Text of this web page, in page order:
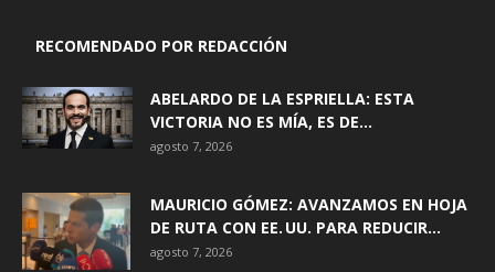
RECOMENDADO POR REDACCIÓN
ABELARDO DE LA ESPRIELLA: ESTA
VICTORIA NO ES MÍA, ES DE...
agosto 7, 2026
MAURICIO GÓMEZ: AVANZAMOS EN HOJA
DE RUTA CON EE. UU. PARA REDUCIR...
agosto 7, 2026